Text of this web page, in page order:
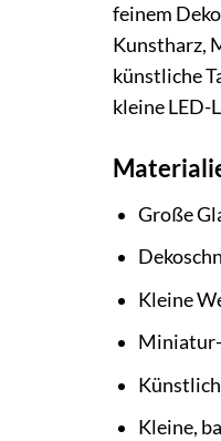
feinem
Kunstharz,
künstliche
kleine LED-
Große
Kleine
Miniatur-
Kleine,